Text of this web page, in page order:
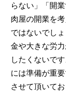
らない」「開
肉屋の開業を
ではないでし
金や大きな労
したくないで
には準備が重
させて頂いて